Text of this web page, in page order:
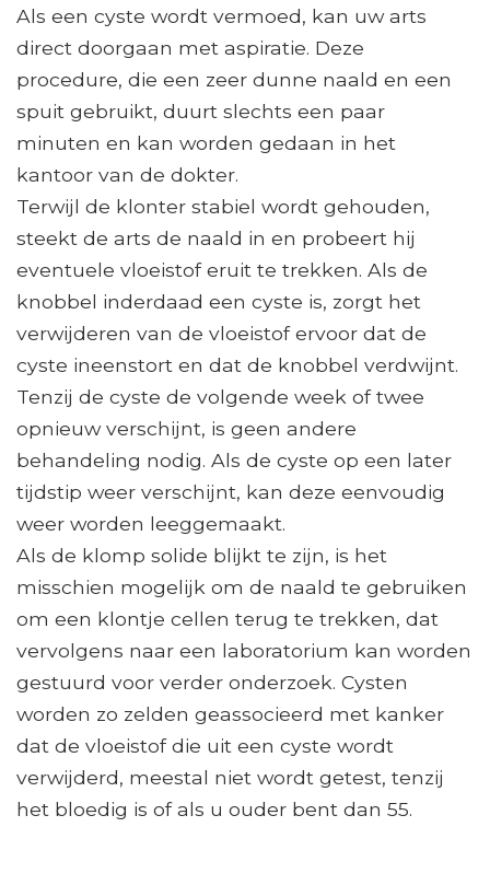
Als een cyste wordt vermoed, kan uw arts
direct doorgaan met aspiratie. Deze
procedure, die een zeer dunne naald en een
spuit gebruikt, duurt slechts een paar
minuten en kan worden gedaan in het
kantoor van de dokter.
Terwijl de klonter stabiel wordt gehouden,
steekt de arts de naald in en probeert hij
eventuele vloeistof eruit te trekken. Als de
knobbel inderdaad een cyste is, zorgt het
verwijderen van de vloeistof ervoor dat de
cyste ineenstort en dat de knobbel verdwijnt.
Tenzij de cyste de volgende week of twee
opnieuw verschijnt, is geen andere
behandeling nodig. Als de cyste op een later
tijdstip weer verschijnt, kan deze eenvoudig
weer worden leeggemaakt.
Als de klomp solide blijkt te zijn, is het
misschien mogelijk om de naald te gebruiken
om een ​​klontje cellen terug te trekken, dat
vervolgens naar een laboratorium kan worden
gestuurd voor verder onderzoek. Cysten
worden zo zelden geassocieerd met kanker
dat de vloeistof die uit een cyste wordt
verwijderd, meestal niet wordt getest, tenzij
het bloedig is of als u ouder bent dan 55.